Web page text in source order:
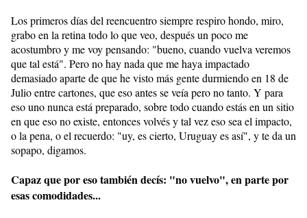
Los primeros días del reencuentro siempre respiro hondo, miro,
grabo en la retina todo lo que veo, después un poco me
acostumbro y me voy pensando: "bueno, cuando vuelva veremos
que tal está". Pero no hay nada que me haya impactado
demasiado aparte de que he visto más gente durmiendo en 18 de
Julio entre cartones, que eso antes se veía pero no tanto. Y para
eso uno nunca está preparado, sobre todo cuando estás en un sitio
en que eso no existe, entonces volvés y tal vez eso sea el impacto,
o la pena, o el recuerdo: "uy, es cierto, Uruguay es así", y te da un
sopapo, digamos.
Capaz que por eso también decís: "no vuelvo", en parte por
esas comodidades...